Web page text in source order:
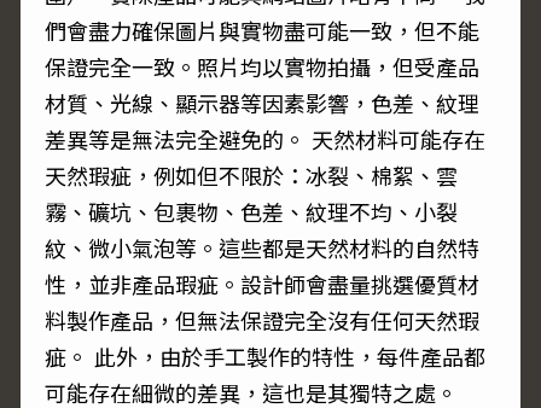
們會盡力確保圖片與實物盡可能一致，但不能
保證完全一致。照片均以實物拍攝，但受產品
材質、光線、顯示器等因素影響，色差、紋理
差異等是無法完全避免的。 天然材料可能存在
天然瑕疵，例如但不限於：冰裂、棉絮、雲
霧、礦坑、包裹物、色差、紋理不均、小裂
紋、微小氣泡等。這些都是天然材料的自然特
性，並非產品瑕疵。設計師會盡量挑選優質材
料製作產品，但無法保證完全沒有任何天然瑕
疵。 此外，由於手工製作的特性，每件產品都
可能存在細微的差異，這也是其獨特之處。